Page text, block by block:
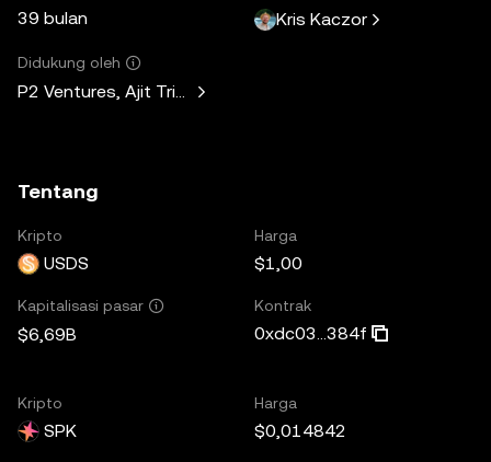
39 bulan Kris Kaczor
Didukung oleh
P2 Ventures, Ajit Tripathi, Unicorn Ventures, Curiosity
Tentang
Kripto
USDS
Harga
$1,00
Kapitalisasi pasar
$6,69B
Kontrak
0xdc03...384f
Kripto
SPK
Harga
$0,014842